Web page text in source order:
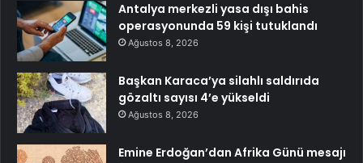
Antalya merkezli yasa dışı bahis
operasyonunda 59 kişi tutuklandı
Ağustos 8, 2026
Başkan Karaca’ya silahlı saldırıda
gözaltı sayısı 4’e yükseldi
Ağustos 8, 2026
Emine Erdoğan’dan Afrika Günü mesajı